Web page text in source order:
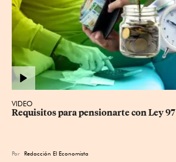
VIDEO
Requisitos para pensionarte con Ley 97
Por Redacción El Economista